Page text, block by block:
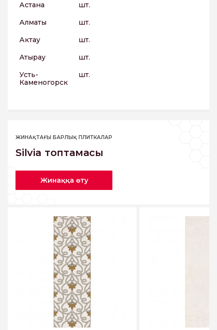
Астана
шт.
Алматы
шт.
Актау
шт.
Атырау
шт.
Усть-
Каменогорск
шт.
ЖИНАҚТАҒЫ БАРЛЫҚ ПЛИТКАЛАР
Silvia топтамасы
Жинаққа өту